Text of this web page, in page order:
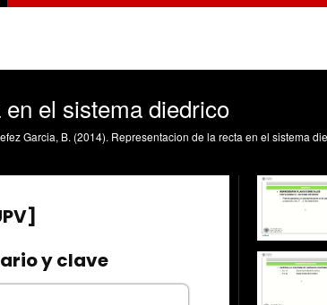
el sistema diedrico